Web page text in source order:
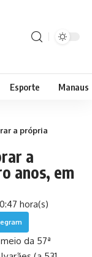
Esporte Manaus
a própria
a
anos, em
hora(s)
da 57ª